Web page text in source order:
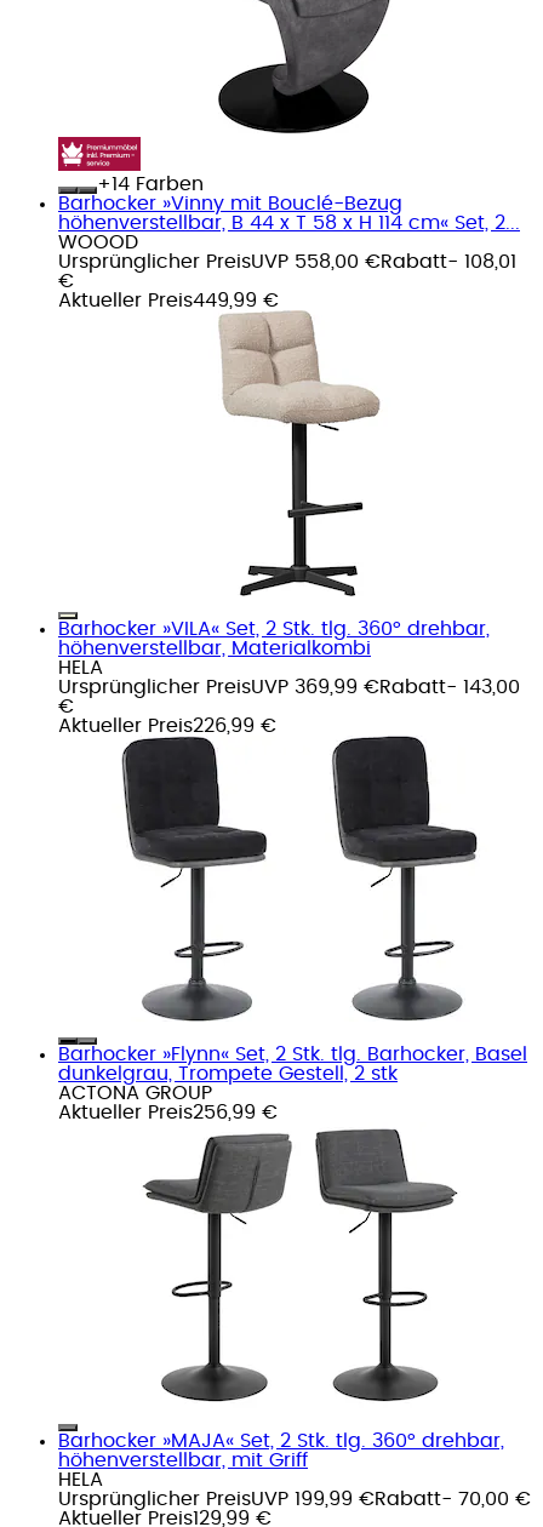
+
Farben
Barhocker »Vinny mit Bouclé-Bezug
höhenverstellbar, B 44 x T 58 x H 114 cm« Set, 2...
WOOOD
Ursprünglicher PreisUVP 558,00 €Rabatt- 108,01
€
Aktueller Preis449,99 €
Barhocker »VILA« Set, 2 Stk. tlg. 360° drehbar,
höhenverstellbar, Materialkombi
HELA
Ursprünglicher PreisUVP 369,99 €Rabatt- 143,00
€
Aktueller Preis226,99 €
Barhocker »Flynn« Set, 2 Stk. tlg. Barhocker, Basel
dunkelgrau, Trompete Gestell, 2 stk
ACTONA GROUP
Aktueller Preis256,99 €
Barhocker »MAJA« Set, 2 Stk. tlg. 360° drehbar,
höhenverstellbar, mit Griff
HELA
Ursprünglicher PreisUVP 199,99 €Rabatt- 70,00 €
Aktueller Preis129,99 €